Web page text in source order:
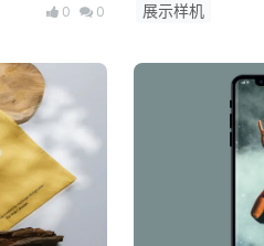
0 0
展示样机